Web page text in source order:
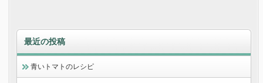
最近の投稿
青いトマトのレシピ